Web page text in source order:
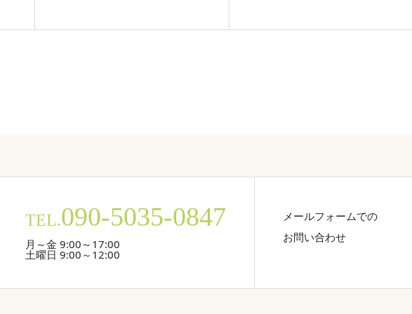
TEL.090-5035-0847
月～金 9:00～17:00
土曜日 9:00～12:00
メールフォームでの
お問い合わせ